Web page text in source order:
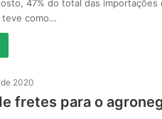
47% do total das
teve como…
2020
fretes para o